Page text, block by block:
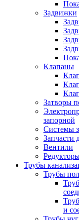
Задвижки
Клапаны
Затворы
запорной
Системы
Запчасти
Вентили
Трубы
Трубы
и